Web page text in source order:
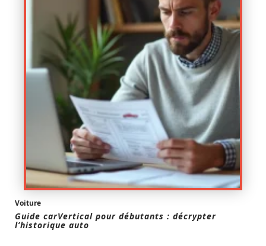
Voiture
Guide carVertical pour débutants : décrypter
l’historique auto